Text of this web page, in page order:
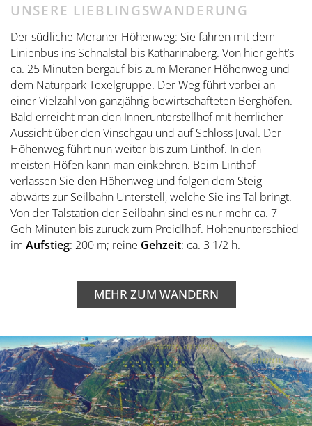
UNSERE LIEBLINGSWANDERUNG
Der südliche Meraner Höhenweg: Sie fahren mit dem
Linienbus ins Schnalstal bis Katharinaberg. Von hier geht’s
ca. 25 Minuten bergauf bis zum Meraner Höhenweg und
dem Naturpark Texelgruppe. Der Weg führt vorbei an
einer Vielzahl von ganzjährig bewirtschafteten Berghöfen.
Bald erreicht man den Innerunterstellhof mit herrlicher
Aussicht über den Vinschgau und auf Schloss Juval. Der
Höhenweg führt nun weiter bis zum Linthof. In den
meisten Höfen kann man einkehren. Beim Linthof
verlassen Sie den Höhenweg und folgen dem Steig
abwärts zur Seilbahn Unterstell, welche Sie ins Tal bringt.
Von der Talstation der Seilbahn sind es nur mehr ca. 7
Geh-Minuten bis zurück zum Preidlhof. Höhenunterschied
im Aufstieg: 200 m; reine Gehzeit: ca. 3 1/2 h.
MEHR ZUM WANDERN